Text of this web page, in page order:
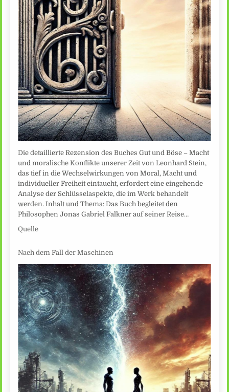
Die detaillierte Rezension des Buches Gut und Böse – Macht
und moralische Konflikte unserer Zeit von Leonhard Stein,
das tief in die Wechselwirkungen von Moral, Macht und
individueller Freiheit eintaucht, erfordert eine eingehende
Analyse der Schlüsselaspekte, die im Werk behandelt
werden. Inhalt und Thema: Das Buch begleitet den
Philosophen Jonas Gabriel Falkner auf seiner Reise…
Quelle
Nach dem Fall der Maschinen